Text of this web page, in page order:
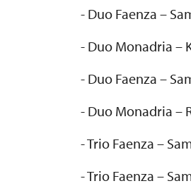
- Duo Faenza –
- Duo Monadria –
- Duo Faenza –
- Duo Monadria –
- Trio Faenza –
- Trio Faenza –